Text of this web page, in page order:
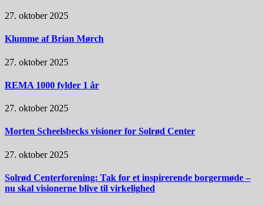
27. oktober 2025
Klumme af Brian Mørch
27. oktober 2025
REMA 1000 fylder 1 år
27. oktober 2025
Morten Scheelsbecks visioner for Solrød Center
27. oktober 2025
Solrød Centerforening: Tak for et inspirerende borgermøde –
nu skal visionerne blive til virkelighed